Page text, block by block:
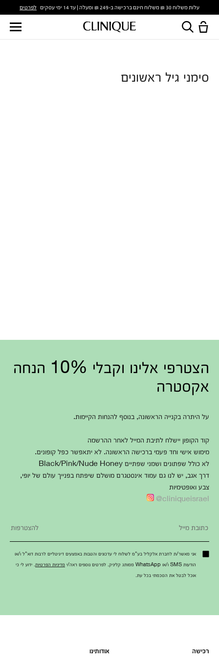
עלות משלוח 30 ₪ משלוח חינם ברכישה ב-249 ₪ ומעלה | עד 14 ימי עסקים לפרטים
סימני גיל ראשונים
הצטרפי אלינו וקבלי 10% הנחה
אקסטרה
על היתרה בקנייה הראשונה, בנוסף להנחות הקיימות.
קוד הקופון יישלח לתיבת המייל לאחר ההרשמה
מימוש אישי וחד פעמי ברכישה הראשונה. לא יתאפשר כפל קופונים.
לא כולל שפתונים ושמני שפתיים Black/Pink/Nude Honey
דרך אגב, יש לנו גם עמוד אינסטגרם מושלם שיפתח בפנייך עולם של יופי,
צבע ואופטימיות
cliniqueisrael@
אני מאשר/ת לחברת אלקליל בע"מ לשלוח לי עדכונים והטבות באמצעים דיגיטליים לרבות דוא"ל ו/או
הודעות SMS ו/או WhatsApp ממותג קליניק. לפרטים נוספים ראה/י
מדיניות הפרטיות . ידוע לי כי
אוכל לבטל את הסכמתי בכל עת.
רכישה אודותינו